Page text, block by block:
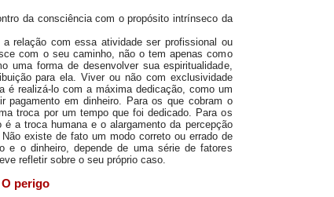
da consciência com o propósito intrínseco da
relação com essa atividade ser profissional ou
com o seu caminho, não o tem apenas como
uma forma de desenvolver sua espiritualidade,
para ela. Viver ou não com exclusividade
é realizá-lo com a máxima dedicação, como um
pagamento em dinheiro. Para os que cobram o
troca por um tempo que foi dedicado. Para os
a troca humana e o alargamento da percepção
existe de fato um modo correto ou errado de
e o dinheiro, depende de uma série de fatores
refletir sobre o seu próprio caso.
O perigo